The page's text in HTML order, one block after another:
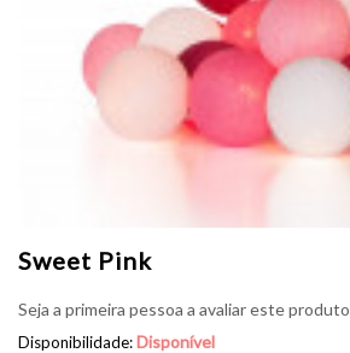
Sweet Pink
Seja a primeira pessoa a avaliar este produto
Disponibilidade:Disponível